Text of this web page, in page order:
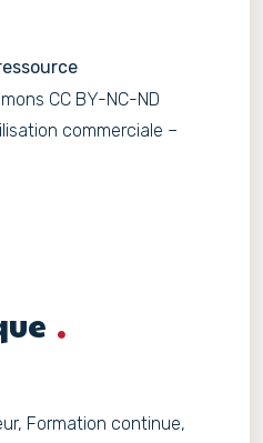
CC BY-NC-ND
commerciale –
Formation continue,